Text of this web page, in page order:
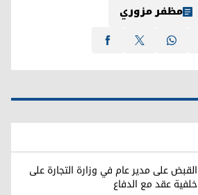
مظفر مزوري
القبض على مدير عام في وزارة التجارة على
خلفية عقد مع الدفاع